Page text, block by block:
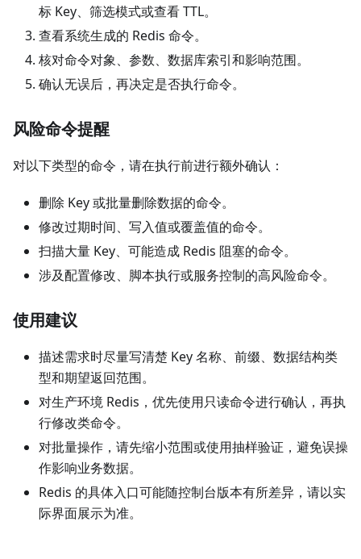
标 Key、筛选模式或查看 TTL。
查看系统生成的 Redis 命令。
核对命令对象、参数、数据库索引和影响范围。
确认无误后，再决定是否执行命令。
风险命令提醒
对以下类型的命令，请在执行前进行额外确认：
删除 Key 或批量删除数据的命令。
修改过期时间、写入值或覆盖值的命令。
扫描大量 Key、可能造成 Redis 阻塞的命令。
涉及配置修改、脚本执行或服务控制的高风险命令。
使用建议
描述需求时尽量写清楚 Key 名称、前缀、数据结构类
型和期望返回范围。
对生产环境 Redis，优先使用只读命令进行确认，再执
行修改类命令。
对批量操作，请先缩小范围或使用抽样验证，避免误操
作影响业务数据。
Redis 的具体入口可能随控制台版本有所差异，请以实
际界面展示为准。